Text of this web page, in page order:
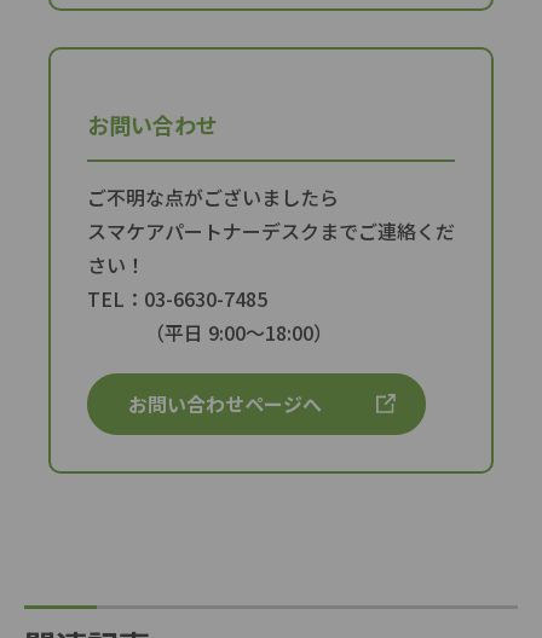
お問い合わせ
ご不明な点がございましたら
スマケアパートナーデスクまでご連絡くだ
さい！
TEL：03-6630-7485
（平日 9:00〜18:00）
お問い合わせページへ